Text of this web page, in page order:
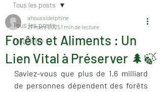
Tous les posts
Traçabilité
Tous les posts
Forêts et Aliments : Un
Lien Vital à Préserver 🌲🍃
ahoussidelphine
21 mars 20251 min de lecture
Saviez-vous que plus de 1,6 milliard
de personnes dépendent des forêts